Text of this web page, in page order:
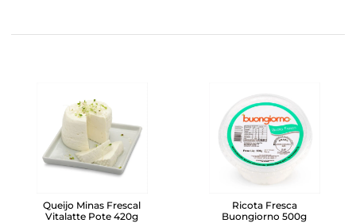
Queijo Minas Frescal
Vitalatte Pote 420g
Ricota Fresca
Buongiorno 500g